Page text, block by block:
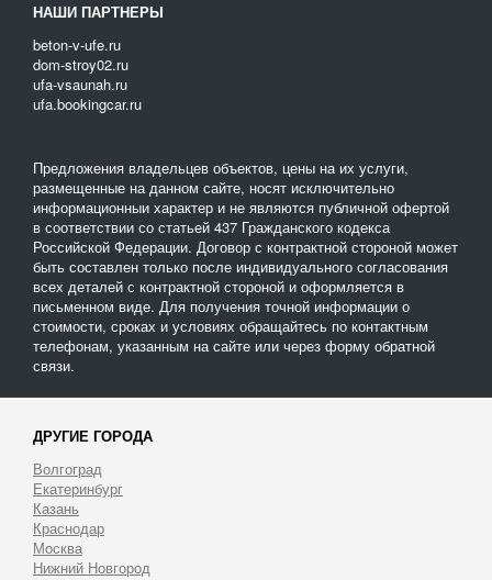
НАШИ ПАРТНЕРЫ
beton-v-ufe.ru
dom-stroy02.ru
ufa-vsaunah.ru
ufa.bookingcar.ru
Предложения владельцев объектов, цены на их услуги,
размещенные на данном сайте, носят исключительно
информационныи характер и не являются публичной офертой
в соответствии со статьей 437 Гражданского кодекса
Российской Федерации. Договор с контрактной стороной может
быть составлен только после индивидуального согласования
всех деталей с контрактной стороной и оформляется в
письменном виде. Для получения точной информации о
стоимости, сроках и условиях обращайтесь по контактным
телефонам, указанным на сайте или через форму обратной
связи.
ДРУГИЕ ГОРОДА
Волгоград
Екатеринбург
Казань
Краснодар
Москва
Нижний Новгород